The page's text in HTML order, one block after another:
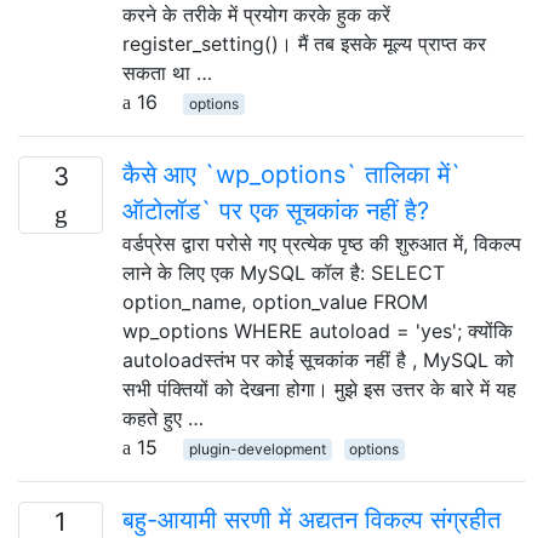
करने के तरीके में प्रयोग करके हुक करें
register_setting()। मैं तब इसके मूल्य प्राप्त कर
सकता था …
16
options
3
कैसे आए `wp_options` तालिका में`
ऑटोलॉड` पर एक सूचकांक नहीं है?
वर्डप्रेस द्वारा परोसे गए प्रत्येक पृष्ठ की शुरुआत में, विकल्प
लाने के लिए एक MySQL कॉल है: SELECT
option_name, option_value FROM
wp_options WHERE autoload = 'yes'; क्योंकि
autoloadस्तंभ पर कोई सूचकांक नहीं है , MySQL को
सभी पंक्तियों को देखना होगा। मुझे इस उत्तर के बारे में यह
कहते हुए …
15
plugin-development options
1 बहु-आयामी सरणी में अद्यतन विकल्प संग्रहीत